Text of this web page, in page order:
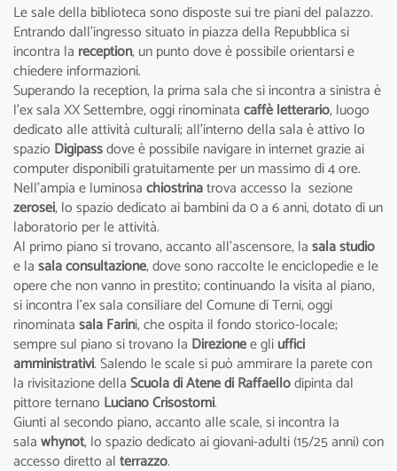
Le sale della biblioteca sono disposte sui tre piani del palazzo.
Entrando dall'ingresso situato in piazza della Repubblica si
incontra la reception, un punto dove è possibile orientarsi e
chiedere informazioni.
Superando la reception, la prima sala che si incontra a sinistra è
l'ex sala XX Settembre, oggi rinominatacaffè letterario, luogo
dedicato alle attività culturali; all'interno della sala è attivo lo
spazio Digipassdoveè possibile navigare in internet grazie ai
computer disponibili gratuitamente per un massimo di 4 ore.
Nell'ampia e luminosachiostrinatrova accesso la sezione
zerosei, lo spazio dedicato ai bambini da 0 a 6 anni, dotato di un
laboratorio per le attività.
Al primo piano si trovano, accanto all'ascensore, lasala studio
e lasala consultazione, dove sono raccolte le enciclopedie e le
opere che non vanno in prestito; continuando la visita al piano,
si incontra l'ex sala consiliare del Comune di Terni, oggi
rinominatasala Farini, che ospita il fondo storico-locale;
sempre sul piano si trovano la Direzionee gliuffici
amministrativi. Salendo le scale si può ammirare la parete con
la rivisitazione dellaScuola di Atene di Raffaellodipinta dal
pittore ternano Luciano Crisostomi.
Giunti al secondo piano, accanto alle scale, si incontra la
salawhynot, lo spazio dedicato ai giovani-adulti (15/25 anni) con
accesso diretto alterrazzo.